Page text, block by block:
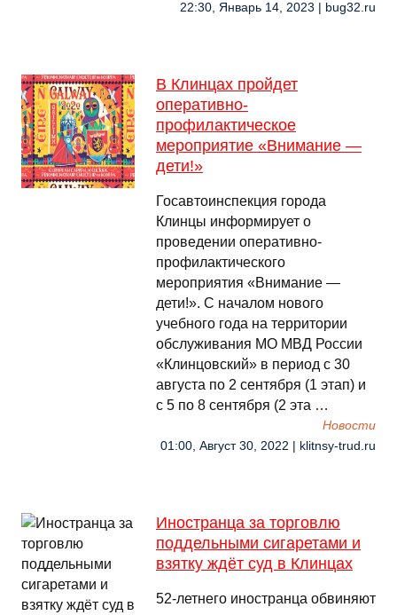
22:30, Январь 14, 2023 | bug32.ru
В Клинцах пройдет
оперативно-
профилактическое
мероприятие «Внимание —
дети!»
Госавтоинспекция города
Клинцы информирует о
проведении оперативно-
профилактического
мероприятия «Внимание —
дети!». С началом нового
учебного года на территории
обслуживания МО МВД России
«Клинцовский» в период с 30
августа по 2 сентября (1 этап) и
с 5 по 8 сентября (2 эта …
Новости
01:00, Август 30, 2022 | klitnsy-trud.ru
Иностранца за торговлю
поддельными сигаретами и
взятку ждёт суд в Клинцах
52-летнего иностранца обвиняют